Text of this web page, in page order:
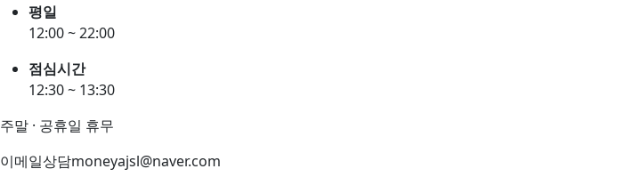
평일
12:00 ~ 22:00
점심시간
12:30 ~ 13:30
주말 · 공휴일 휴무
이메일상담moneyajsl@naver.com